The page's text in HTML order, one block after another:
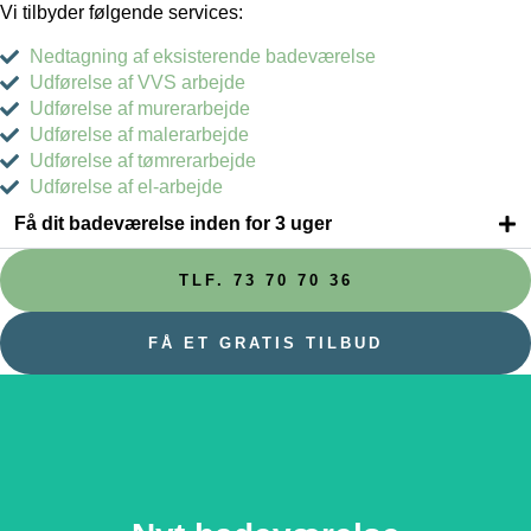
Vi tilbyder følgende services:
Nedtagning af eksisterende badeværelse
Udførelse af VVS arbejde
Udførelse af murerarbejde
Udførelse af malerarbejde
Udførelse af tømrerarbejde
Udførelse af el-arbejde
Få dit badeværelse inden for 3 uger
TLF. 73 70 70 36
FÅ ET GRATIS TILBUD